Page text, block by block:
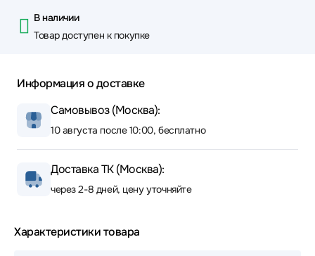
В наличии
Товар доступен к покупке
Информация о доставке
Самовывоз (Москва):
10 августа после 10:00, бесплатно
Доставка ТК (Москва):
через 2-8 дней, цену уточняйте
Характеристики товара